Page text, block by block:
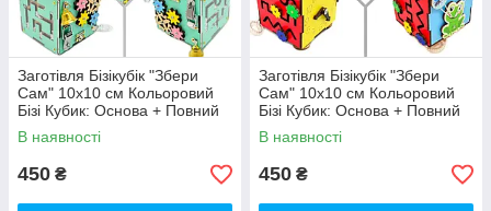
Заготівля Бізікубік "Збери
Сам" 10х10 см Кольоровий
Бізі Кубик: Основа + Повний
Комплект (в Розібраному
Виді) Кубік Бізи, Бірюза
В наявності
450 ₴
Заготівля Бізікубік "Збери
Сам" 10х10 см Кольоровий
Бізі Кубик: Основа + Повний
Комплект (в Розібраному
Виді) Кубік Бізи, Різнокол
В наявності
450 ₴